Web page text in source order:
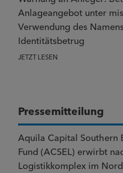
Anlageangebot unter
Verwendung des
Identitätsbetrug
JETZT LESEN
Pressemitteilung
Aquila Capital Southern
Fund (ACSEL) erwirbt
Logistikkomplex im